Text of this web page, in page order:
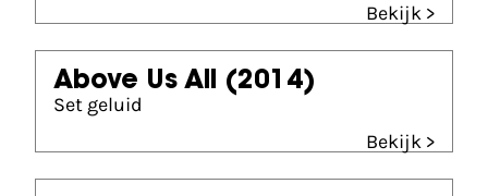
Bekijk >
Above Us All (2014)
Set geluid
Bekijk >